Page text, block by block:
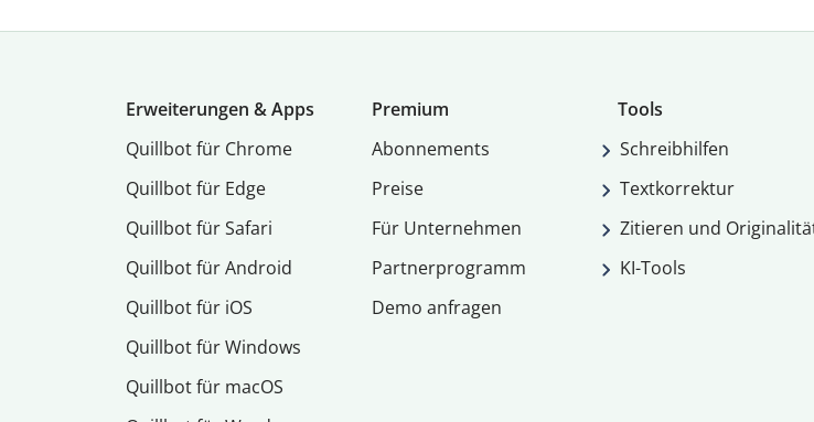
Erweiterungen & Apps
Quillbot für Chrome
Quillbot für Edge
Quillbot für Safari
Quillbot für Android
Quillbot für iOS
Quillbot für Windows
Quillbot für macOS
Premium
Abon­ne­ments
Preise
Für Unternehmen
Partnerprogramm
Demo anfragen
Tools
Schreibhilfen
Textkorrektur
Zitieren und
KI-Tools